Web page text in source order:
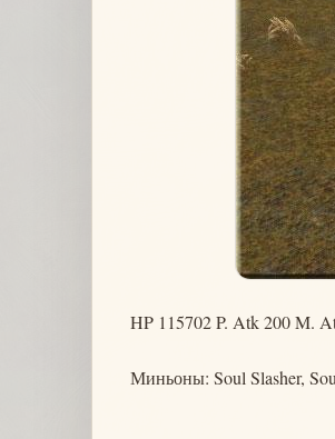
HP 115702 P. Atk 200 M.
Миньоны: Soul Slasher,